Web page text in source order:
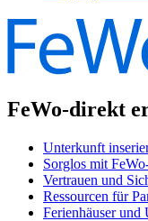
FeWo-direkt
Unterkunft
Sorglos mit
Vertrauen und
Ressourcen für
Ferienhäuser und